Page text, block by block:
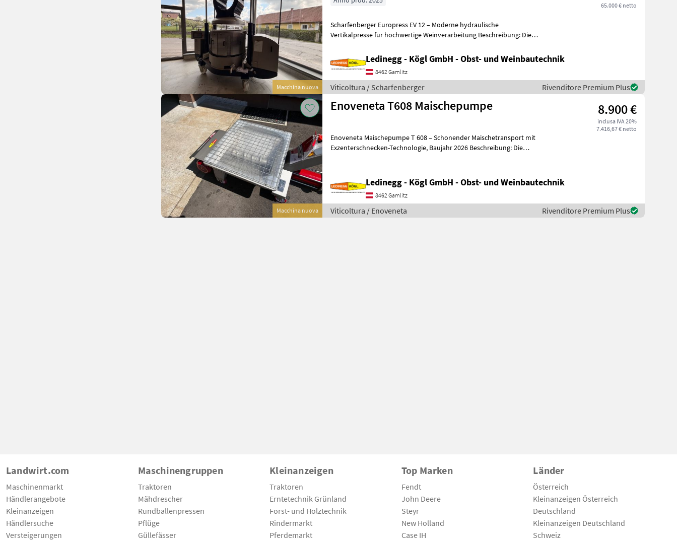
Macchina nuova
65.000 € netto
Scharfenberger Europress EV 12 – Moderne hydraulische
Vertikalpresse für hochwertige Weinverarbeitung Beschreibung: Die
Ledinegg - Kögl GmbH - Obst- und Weinbautechnik
8462 Gamlitz
Viticoltura / Scharfenberger Rivenditore Premium Plus
Macchina nuova
Enoveneta T608 Maischepumpe 8.900 €
inclusa IVA 20%
7.416,67 € netto
Enoveneta Maischepumpe T 608 – Schonender Maischetransport mit
Exzenterschnecken-Technologie, Baujahr 2026 Beschreibung: Die
Ledinegg - Kögl GmbH - Obst- und Weinbautechnik
8462 Gamlitz
Viticoltura / Enoveneta Rivenditore Premium Plus
Landwirt.com
Maschinenmarkt
Händlerangebote
Kleinanzeigen
Händlersuche
Versteigerungen
Maschinengruppen
Traktoren
Mähdrescher
Rundballenpressen
Pflüge
Güllefässer
Kleinanzeigen
Traktoren
Erntetechnik Grünland
Forst- und Holztechnik
Rindermarkt
Pferdemarkt
Top Marken
Fendt
John Deere
Steyr
New Holland
Case IH
Länder
Österreich
Kleinanzeigen Österreich
Deutschland
Kleinanzeigen Deutschland
Schweiz